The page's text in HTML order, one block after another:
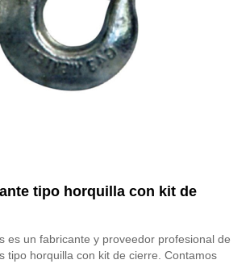
tipo horquilla con kit de
es un fabricante y proveedor profesional de
tipo horquilla con kit de cierre. Contamos